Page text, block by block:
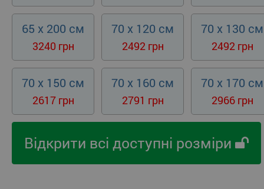
65 x 200 см
3240 грн
70 x 120 см
2492 грн
70 x 130 см
2492 грн
70 x 150 см
2617 грн
70 x 160 см
2791 грн
70 x 170 см
2966 грн
Відкрити всі доступні розміри